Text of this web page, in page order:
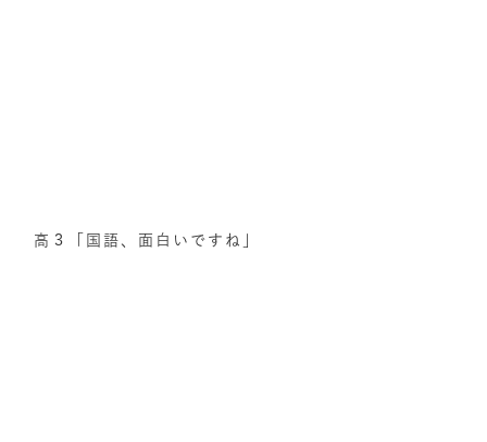
高３「国語、面白いですね」